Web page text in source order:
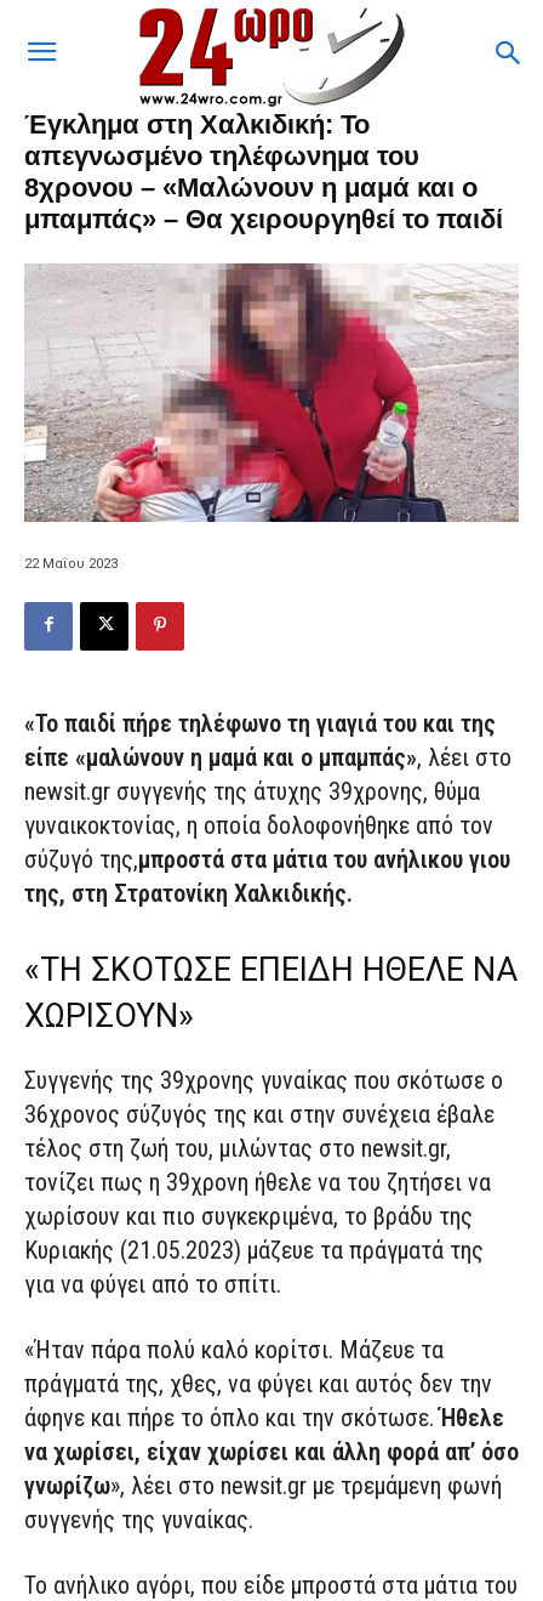
Έγκλημα στη Χαλκιδική: Το
απεγνωσμένο τηλέφωνημα του
8χρονου – «Μαλώνουν η μαμά και ο
μπαμπάς» – Θα χειρουργηθεί το παιδί
22 Μαΐου 2023
«Το παιδί πήρε τηλέφωνο τη γιαγιά του και της
είπε «μαλώνουν η μαμά και ο μπαμπάς», λέει στο
newsit.gr συγγενής της άτυχης 39χρονης, θύμα
γυναικοκτονίας, η οποία δολοφονήθηκε από τον
σύζυγό της,μπροστά στα μάτια του ανήλικου γιου
της, στη Στρατονίκη Χαλκιδικής.
«ΤΗ ΣΚΟΤΩΣΕ ΕΠΕΙΔΗ ΗΘΕΛΕ ΝΑ
ΧΩΡΙΣΟΥΝ»
Συγγενής της 39χρονης γυναίκας που σκότωσε ο
36χρονος σύζυγός της και στην συνέχεια έβαλε
τέλος στη ζωή του, μιλώντας στο newsit.gr,
τονίζει πως η 39χρονη ήθελε να του ζητήσει να
χωρίσουν και πιο συγκεκριμένα, το βράδυ της
Κυριακής (21.05.2023) μάζευε τα πράγματά της
για να φύγει από το σπίτι.
«Ήταν πάρα πολύ καλό κορίτσι. Μάζευε τα
πράγματά της, χθες, να φύγει και αυτός δεν την
άφηνε και πήρε το όπλο και την σκότωσε.Ήθελε
να χωρίσει, είχαν χωρίσει και άλλη φορά απ’ όσο
γνωρίζω», λέει στο newsit.gr με τρεμάμενη φωνή
συγγενής της γυναίκας.
Το ανήλικο αγόρι, που είδε μπροστά στα μάτια του